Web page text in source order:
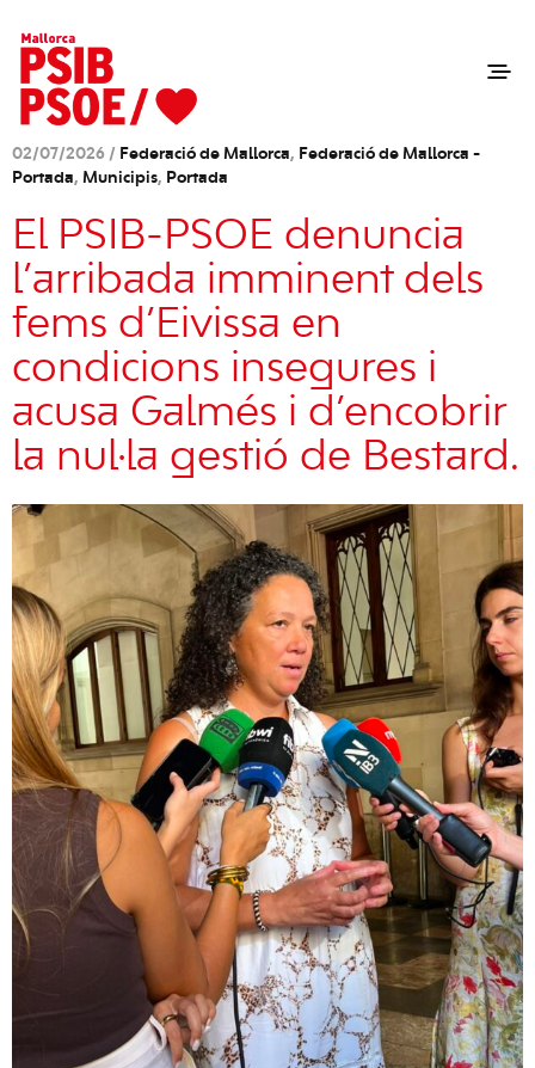
02/07/2026 / Federació de Mallorca, Federació de Mallorca -
Portada, Municipis, Portada
El PSIB-PSOE denuncia
l’arribada imminent dels
fems d’Eivissa en
condicions insegures i
acusa Galmés i d’encobrir
la nul·la gestió de Bestard.